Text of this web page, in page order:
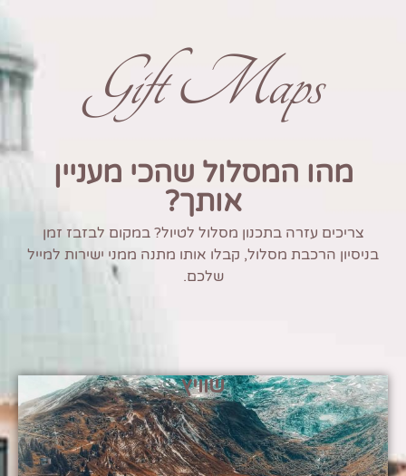
Gift Maps
מהו המסלול שהכי מעניין
אותך?
צריכים עזרה בתכנון מסלול לטיול? במקום לבזבז זמן
בניסיון הרכבת מסלול, קבלו אותו מתנה ממני ישירות למייל
שלכם.
שוויץ